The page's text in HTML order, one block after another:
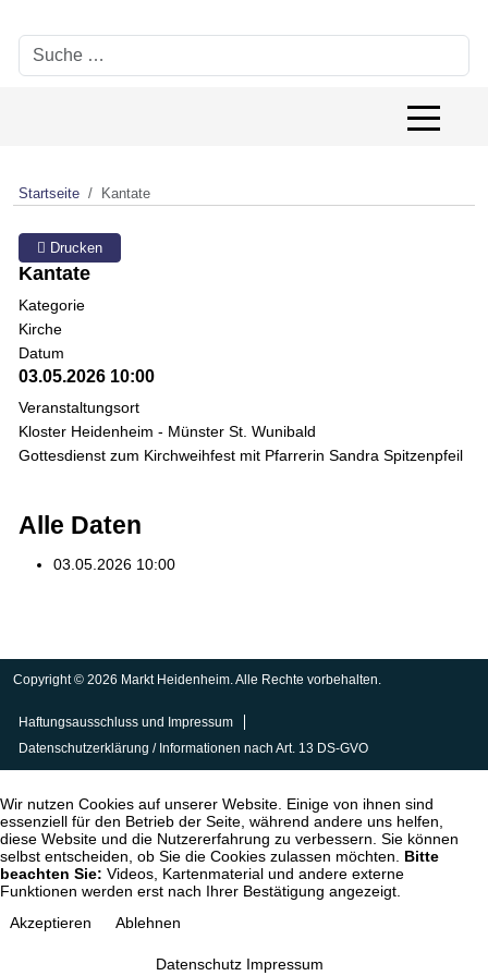
Suchen
Off-
Startseite Kantate
Drucken
Kantate
Kategorie
Kirche
Datum
03.05.2026 10:00
Veranstaltungsort
Kloster Heidenheim - Münster St. Wunibald
Gottesdienst zum Kirchweihfest mit Pfarrerin Sandra Spitzenpfeil
Alle Daten
03.05.2026 10:00
Copyright © 2026 Markt Heidenheim. Alle Rechte vorbehalten.
Haftungsausschluss und Impressum
Datenschutzerklärung / Informationen nach Art. 13 DS-GVO
Wir nutzen Cookies auf unserer Website. Einige von ihnen sind
essenziell für den Betrieb der Seite, während andere uns helfen,
diese Website und die Nutzererfahrung zu verbessern. Sie können
selbst entscheiden, ob Sie die Cookies zulassen möchten. Bitte
beachten Sie: Videos, Kartenmaterial und andere externe
Funktionen werden erst nach Ihrer Bestätigung angezeigt.
Akzeptieren
Ablehnen
Datenschutz Impressum